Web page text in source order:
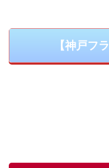
【神戸フ